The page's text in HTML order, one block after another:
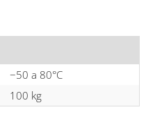
−50 a 80°C
100 kg